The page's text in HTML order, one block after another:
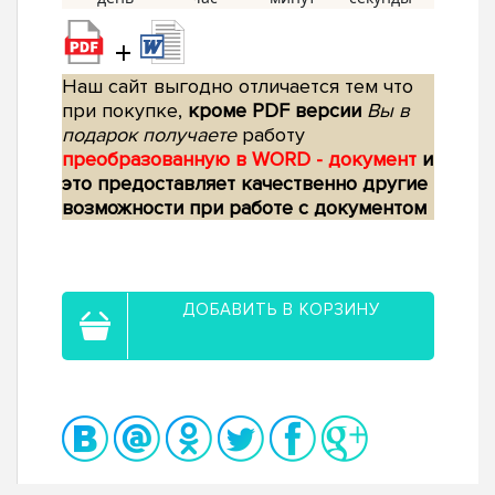
+
Наш сайт выгодно отличается тем что
при покупке, кроме PDF версии Вы в
подарок получаетеработу
преобразованную в WORD - документ и
это предоставляет качественно другие
возможности при работе с документом
ДОБАВИТЬ В КОРЗИНУ